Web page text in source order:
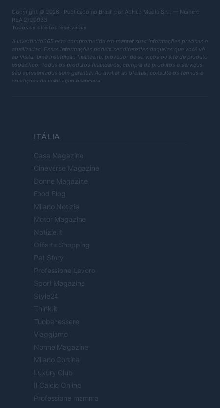
Copyright © 2026 · Publicado no Brasil por AdHub Media S.r.l. — Número
REA 2729933
Todos os direitos reservados
A Investindo365 está comprometida em manter suas informações precisas e
atualizadas. Essas informações podem ser diferentes daquelas que você vê
ao visitar uma instituição financeira, provedor de serviços ou site de produto
específico. Todos os produtos financeiros, compra de produtos e serviços
são apresentados sem garantia. Ao avaliar as ofertas, consulte os termos e
condições da instituição financeira.
ITÁLIA
Casa Magazine
Cineverse Magazine
Donne Magazine
Food Blog
Milano Notizie
Motor Magazine
Notizie.it
Offerte Shopping
Pet Story
Professione Lavoro
Sport Magazine
Style24
Think.it
Tuobenessere
Viaggiamo
Nonne Magazine
Milano Cortina
Luxury Club
Il Calcio Online
Professione mamma